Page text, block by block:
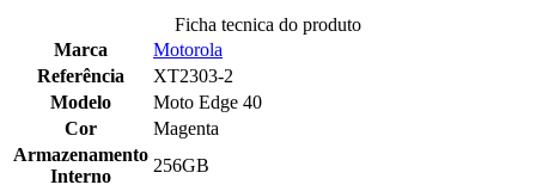
Ficha tecnica do produto
Marca
Motorola
Referência
XT2303-2
Modelo
Moto Edge 40
Cor
Magenta
Armazenamento
Interno
256GB